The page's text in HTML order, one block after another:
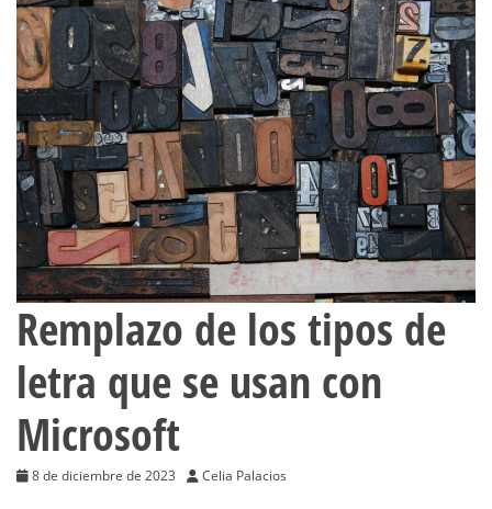
Remplazo de los tipos de
letra que se usan con
Microsoft
8 de diciembre de 2023 Celia Palacios